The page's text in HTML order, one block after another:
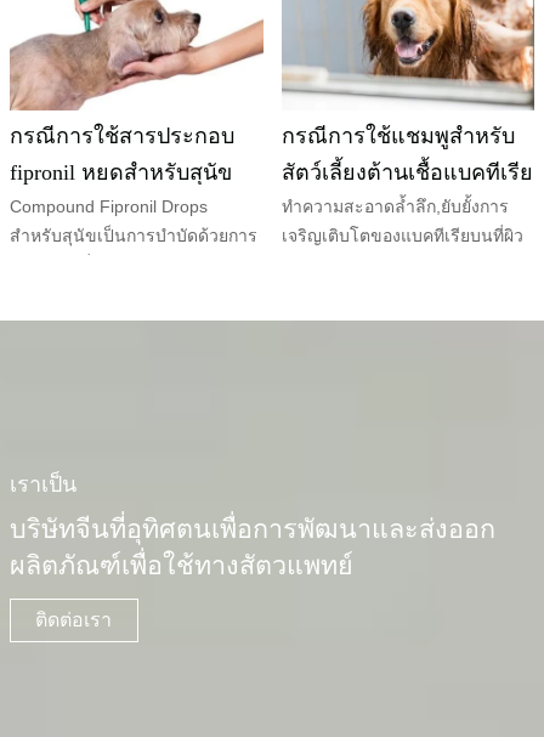
กรณีการใช้สารประกอบ
fipronil หยดสำหรับสุนัข
Compound Fipronil Drops
สำหรับสุนัขเป็นการบำบัดด้วยการ
กรณีการใช้แชมพูสำหรับ
สัตว์เลี้ยงต้านเชื้อแบคทีเรีย
ทำความสะอาดล้ำลึก,ยับยั้งการ
เจริญเติบโตของแบคทีเรียบนที่ผิว
เราเป็น
บริษัทจีนที่อุทิศตนเพื่อการพัฒนาและส่งออก
ผลิตภัณฑ์เพื่อใช้ทางสัตวแพทย์
ติดต่อเรา